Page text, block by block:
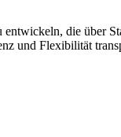
die über
und Flexibilität